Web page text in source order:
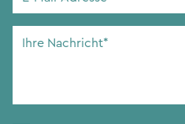
Adresse*
Ihre